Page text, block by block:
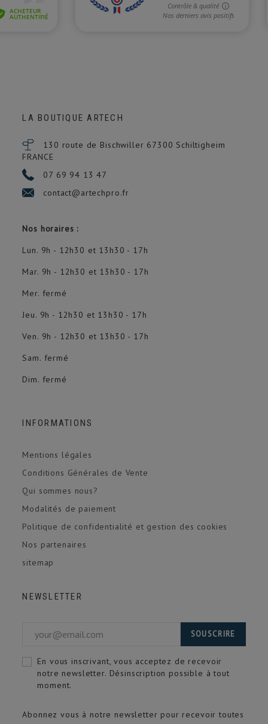
LA BOUTIQUE ARTECH
130 route de Bischwiller 67300 Schiltigheim
FRANCE
07 69 94 13 47
contact@artechpro.fr
Nos horaires :
Lun. 9h - 12h30 et 13h30 - 17h
Mar. 9h - 12h30 et 13h30 - 17h
Mer. fermé
Jeu. 9h - 12h30 et 13h30 - 17h
Ven. 9h - 12h30 et 13h30 - 17h
Sam. fermé
Dim. fermé
INFORMATIONS
Mentions légales
Conditions Générales de Vente
Qui sommes nous?
Modalités de paiement
Politique de confidentialité et gestion des cookies
Nos partenaires
sitemap
NEWSLETTER
Abonnez vous à notre newsletter pour recevoir toutes
SOUSCRIRE
En vous inscrivant, vous acceptez de recevoir
notre newsletter. Désinscription possible à tout
moment.